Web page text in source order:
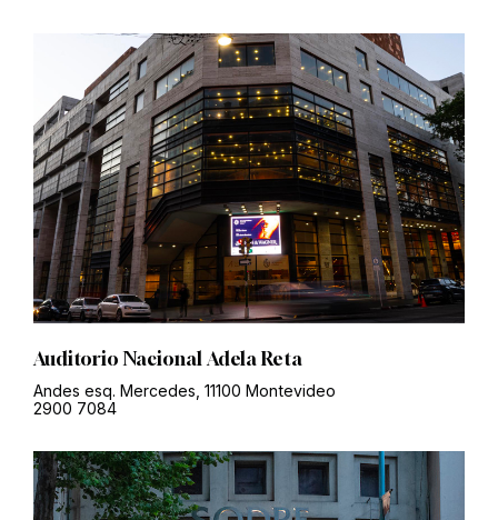
Auditorio Nacional Adela Reta
Andes esq. Mercedes, 11100 Montevideo
2900 7084